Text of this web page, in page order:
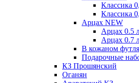
Классика
Классика
Арцах NEW
Арцах 0.5
Арцах 0.7
В кожаном
Подарочные
КЗ Прошянский
Оганян